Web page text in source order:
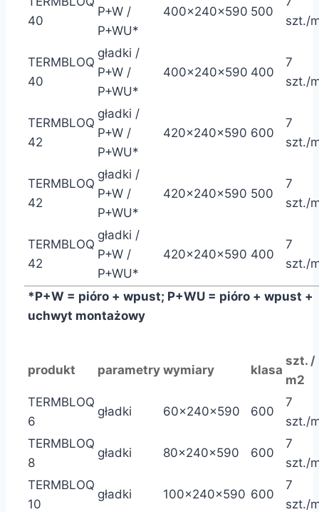
40
P+W /
P+WU*
400x240x590 500
szt./
TERMBLOQ
40
gładki /
P+W /
P+WU*
400x240x590 400
7
szt./
TERMBLOQ
42
gładki /
P+W /
P+WU*
420x240x590 600
7
szt./
TERMBLOQ
42
gładki /
P+W /
P+WU*
420x240x590 500
7
szt./
TERMBLOQ
42
gładki /
P+W /
P+WU*
420x240x590 400
7
szt./
*P+W = pióro + wpust; P+WU = pióro + wpust +
uchwyt montażowy
produkt parametry wymiary klasa
szt. /
m2
TERMBLOQ
6
gładki 60x240x590 600
7
szt./
TERMBLOQ
8
gładki 80x240x590 600
7
szt./
TERMBLOQ
10
gładki 100x240x590 600
7
szt./